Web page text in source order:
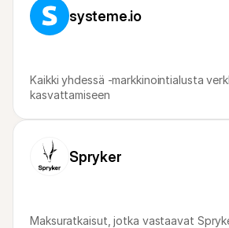
systeme.io
Kaikki yhdessä -markkinointialusta
kasvattamiseen
Spryker
Maksuratkaisut, jotka vastaavat
Ostajille
Selvitä, miksi Mollie näkyy tiliotteessasi
Mollie-asiakkaille
Tutustu, kuinka voimme auttaa yritystäsi